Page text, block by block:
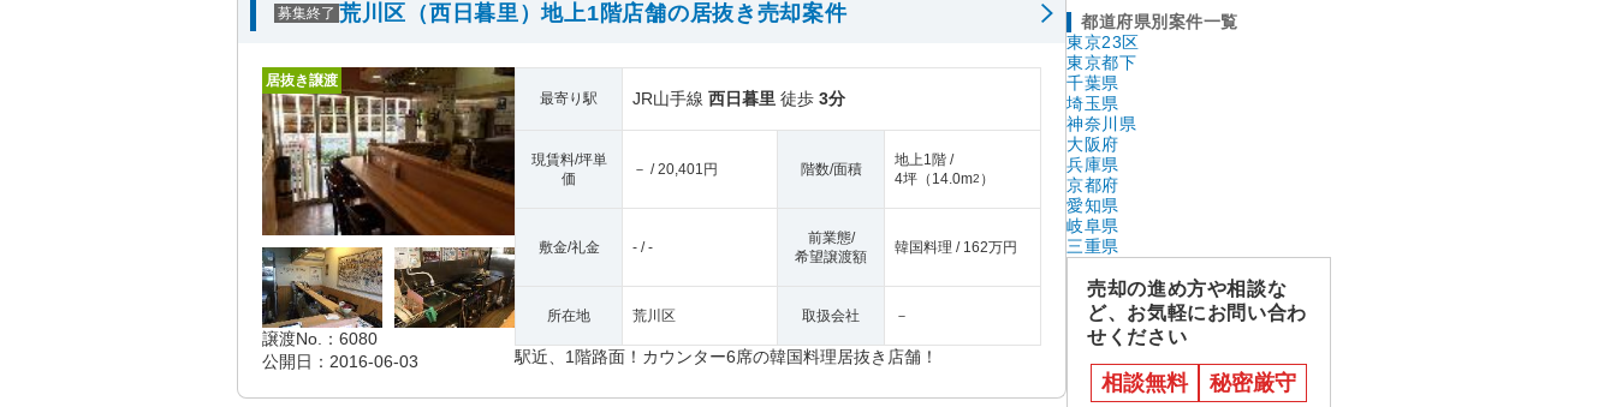
募集終了 荒川区（西日暮里）地上1階店舗の居抜き売却案件
居抜き譲渡
譲渡No.：6080
公開日：2016-06-03
最寄り駅 JR山手線 西日暮里 徒歩 3分
現賃料/坪単
価
－ / 20,401円 階数/面積
地上1階 /
4坪 （ 14.0m2 ）
敷金/礼金 - / -
前業態/
希望譲渡額
韓国料理 / 162万円
所在地 荒川区 取扱会社 －
駅近、1階路面！カウンター6席の韓国料理居抜き店舗！
都道府県別案件一覧
東京23区
東京都下
千葉県
埼玉県
神奈川県
大阪府
兵庫県
京都府
愛知県
岐阜県
三重県
売却の進め方や相談な
ど、お気軽にお問い合わ
せください
相談無料 秘密厳守